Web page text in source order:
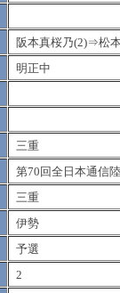
阪本真桜乃(2)⇒松
明正中
三重
第70回全日本通信
三重
伊勢
予選
2